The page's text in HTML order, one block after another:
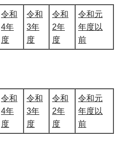
令和
4年
度
令和
3年
度
令和
2年
度
令和元
年度以
前
令和
4年
度
令和
3年
度
令和
2年
度
令和元
年度以
前